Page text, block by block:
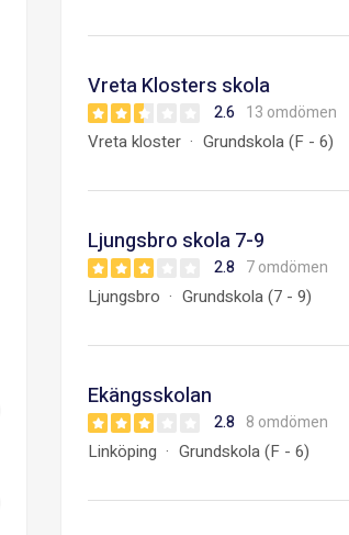
Vreta Klosters skola
2.6 13 omdömen
Vreta kloster Grundskola (F - 6)
Ljungsbro skola 7-9
2.8 7 omdömen
Ljungsbro Grundskola (7 - 9)
Ekängsskolan
2.8 8 omdömen
Linköping Grundskola (F - 6)